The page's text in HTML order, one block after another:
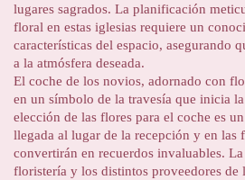
lugares sagrados. La planificación
floral en estas iglesias requiere un
características del espacio, asegurando
a la atmósfera deseada.
El coche de los novios, adornado con
en un símbolo de la travesía que inicia
elección de las flores para el coche es
llegada al lugar de la recepción y en las
convertirán en recuerdos invaluables.
floristería y los distintos proveedores de